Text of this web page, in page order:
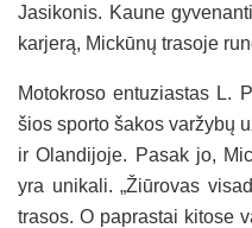
Jasikonis. Kaune
karjerą, Mickūnų trasoje
Motokroso entuziastas L.
šios sporto šakos varžybų
ir Olandijoje. Pasak jo,
yra unikali. „Žiūrovas
trasos. O paprastai kitose